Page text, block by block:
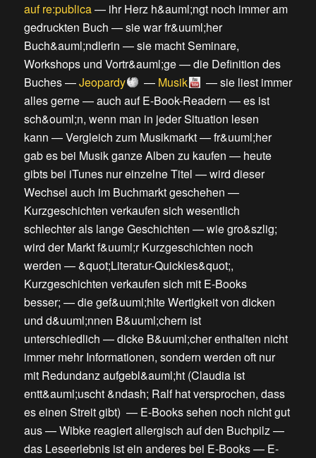
auf re:publica— ihr Herz h&auml;ngt noch immer am
gedruckten Buch —sie war fr&uuml;her
Buch&auml;ndlerin —sie macht Seminare,
Workshops und Vortr&auml;ge—die Definition des
Buches—Jeopardy — Musik —sie liest immer
alles gerne—auch auf E-Book-Readern —es ist
sch&ouml;n, wenn man in jeder Situation lesen
kann —Vergleich zum Musikmarkt—fr&uuml;her
gab es bei Musik ganze Alben zu kaufen — heute
gibts bei iTunes nur einzelne Titel —wird dieser
Wechsel auch im Buchmarkt geschehen —
Kurzgeschichten verkaufen sich wesentlich
schlechter als lange Geschichten —wie gro&szlig;
wird der Markt f&uuml;r Kurzgeschichten noch
werden —&quot;Literatur-Quickies&quot;,
Kurzgeschichten verkaufen sich mit E-Books
besser; —die gef&uuml;hlte Wertigkeit von dicken
und d&uuml;nnen B&uuml;chern ist
unterschiedlich —dicke B&uuml;cher enthalten nicht
immer mehr Informationen, sondern werden oft nur
mit Redundanz aufgebl&auml;ht(Claudia ist
entt&auml;uscht &ndash; Ralf hat versprochen, dass
es einen Streit gibt) — E-Books sehen noch nicht gut
aus—Wibke reagiert allergisch auf den Buchpilz—
das Leseerlebnis ist ein anderes bei E-Books— E-